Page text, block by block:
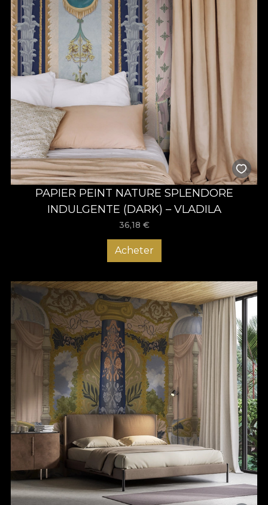
PAPIER PEINT NATURE SPLENDORE
INDULGENTE (DARK) – VLADILA
36,18 €
Acheter